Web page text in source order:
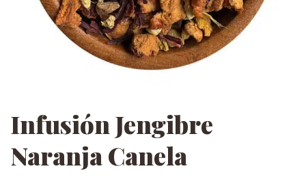
Infusión Jengibre
Naranja Canela